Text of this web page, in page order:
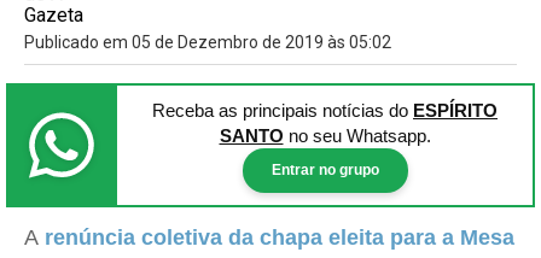
Publicado em 05 de Dezembro de 2019 às 05:02
Receba as principais notícias do ESPÍRITO
SANTO no seu Whatsapp.
Entrar no grupo
A renúncia coletiva da chapa eleita para a Mesa